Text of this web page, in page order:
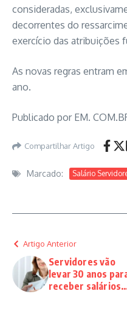
consideradas,
decorrentes do
exercício das atribuições
As novas regras entram
ano.
Publicado por EM.
Compartilhar Artigo
Marcado: Salário
Artigo Anterior
Servidores vão
levar 30 anos
receber